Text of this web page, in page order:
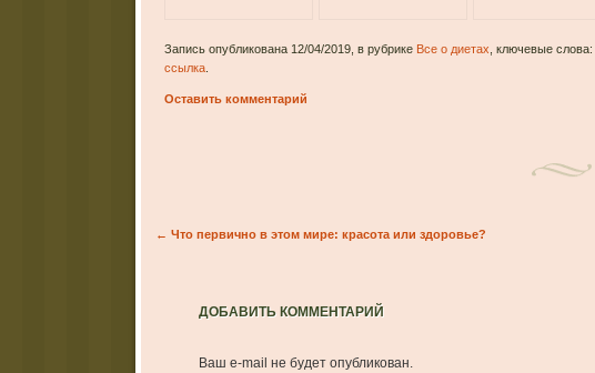
Запись опубликована 12/04/2019, в рубрике Все о диетах , ключевые слова:
ссылка.
Оставить комментарий
Post navigation
← Что первично в этом мире: красота или здоровье?
ДОБАВИТЬ КОММЕНТАРИЙ
Ваш e-mail не будет опубликован.